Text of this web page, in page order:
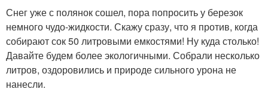
Снег уже с полянок сошел, пора попросить у березок
немного чудо-жидкости. Скажу сразу, что я против, когда
собирают сок 50 литровыми емкостями! Ну куда столько!
Давайте будем более экологичными. Собрали несколько
литров, оздоровились и природе сильного урона не
нанесли.